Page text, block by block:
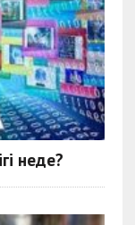
неде?